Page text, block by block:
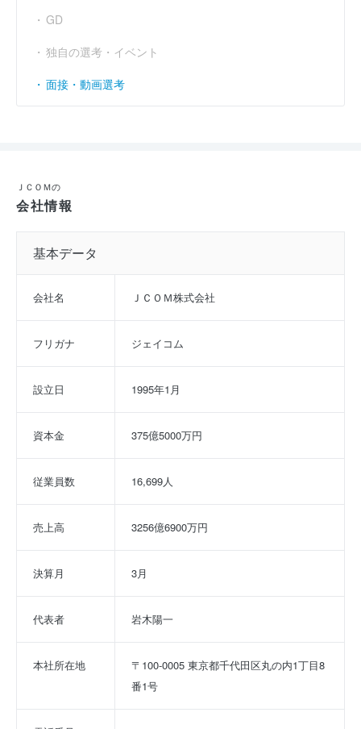
GD
独自の選考・イベント
面接・動画選考
ＪＣＯＭの
会社情報
基本データ
会社名 ＪＣＯＭ株式会社
フリガナ ジェイコム
設立日 1995年1月
資本金 375億5000万円
従業員数 16,699人
売上高 3256億6900万円
決算月 3月
代表者 岩木陽一
本社所在地
〒100-0005 東京都千代田区丸の内1丁目8
番1号